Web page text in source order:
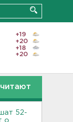
+19
+20
+18
+20
52-
о